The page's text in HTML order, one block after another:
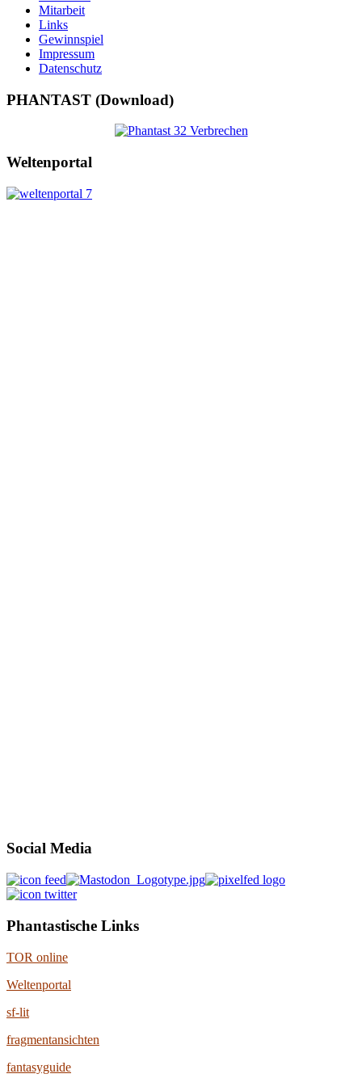
Mitarbeit
Links
Gewinnspiel
Impressum
Datenschutz
PHANTAST (Download)
Weltenportal
Social Media
Phantastische Links
TOR online
Weltenportal
sf-lit
fragmentansichten
fantasyguide